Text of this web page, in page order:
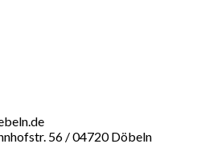
56 / 04720 Döbeln